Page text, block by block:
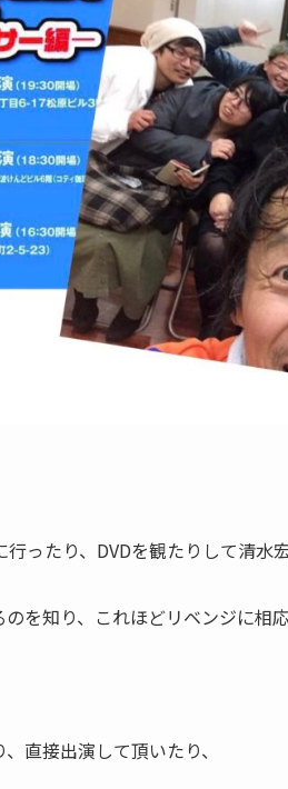
ったり、DVDを観たりして清水
を知り、これほどリベンジに相
直接出演して頂いたり、